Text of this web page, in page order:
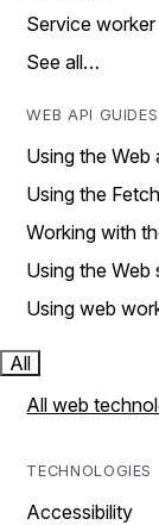
Service
See all…
WEB API GUIDES
Using the Web
Using the
Working with
Using the Web
Using web
All
All web
TECHNOLOGIES
Accessibility